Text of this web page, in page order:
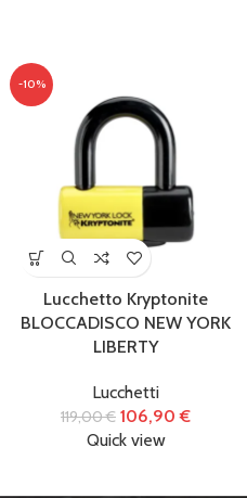
-10%
Lucchetto Kryptonite
BLOCCADISCO NEW YORK
LIBERTY
Lucchetti
119,00€ 106,90€
Quick view